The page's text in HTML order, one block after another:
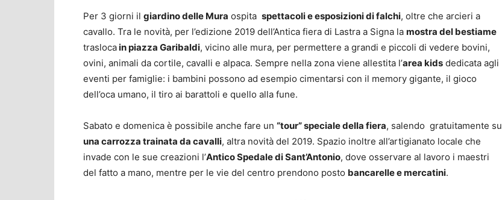
Per 3 giorni il giardino delle Mura ospita spettacoli e esposizioni di falchi, oltre che arcieri a
cavallo. Tra le novità, per l’edizione 2019 dell’Antica fiera di Lastra a Signa la mostra del bestiame
traslocain piazza Garibaldi, vicino alle mura, per permettere a grandi e piccoli di vedere bovini,
ovini, animali da cortile, cavalli e alpaca. Sempre nella zona viene allestita l’area kids dedicata agli
eventi per famiglie: i bambini possono ad esempio cimentarsi con il memory gigante, il gioco
dell’oca umano, il tiro ai barattoli e quello alla fune.
Sabato e domenica è possibile anche fare un “tour” speciale della fiera, salendo gratuitamente su
una carrozza trainata da cavalli, altra novità del 2019. Spazio inoltre all’artigianato locale che
invade con le sue creazioni l’Antico Spedale di Sant’Antonio, dove osservare al lavoro i maestri
del fatto a mano, mentre per le vie del centro prendono posto bancarelle e mercatini.